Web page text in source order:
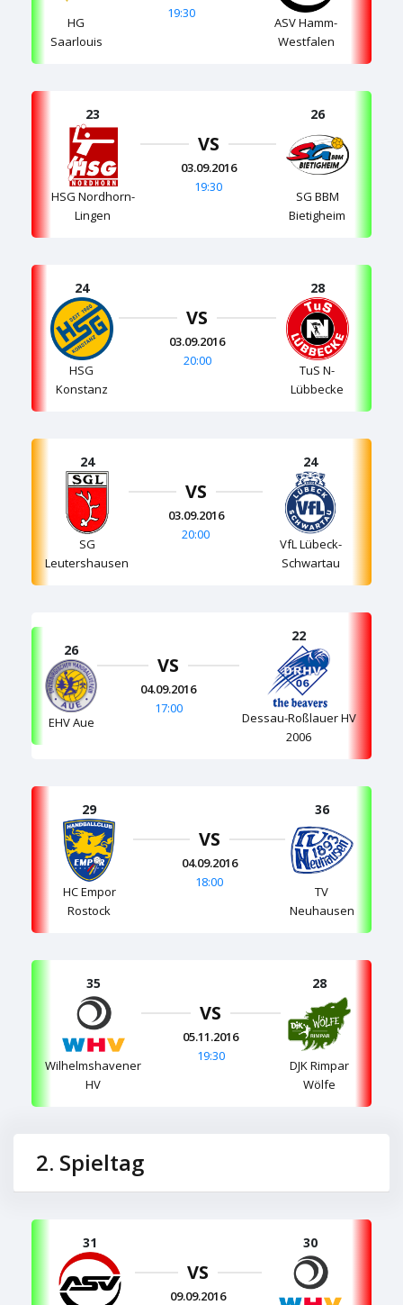
HG
Saarlouis
19:30
ASV Hamm-
Westfalen
23
HSG Nordhorn-
Lingen
VS
03.09.2016
19:30
26
SG BBM
Bietigheim
24
HSG
Konstanz
VS
03.09.2016
20:00
28
TuS N-
Lübbecke
24
SG
Leutershausen
VS
03.09.2016
20:00
24
VfL Lübeck-
Schwartau
26
EHV Aue
VS
04.09.2016
17:00
22
Dessau-Roßlauer HV
2006
29
HC Empor
Rostock
VS
04.09.2016
18:00
36
TV
Neuhausen
35
Wilhelmshavener
HV
VS
05.11.2016
19:30
28
DJK Rimpar
Wölfe
2. Spieltag
31
VS
09.09.2016
30